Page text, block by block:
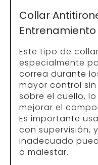
Collar con
Perfecto para
comodidad y
collar. Estos
plástico o metal
fácilmente con
especialmente si
mucho o no le
durante mucho
el mecanismo
calidad.